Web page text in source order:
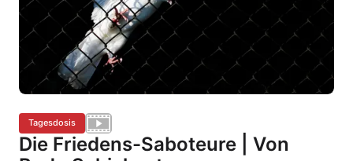
Tagesdosis
Die Friedens-Saboteure | Von